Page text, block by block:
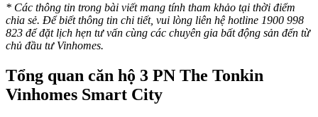
* Các thông tin trong bài viết mang tính tham khảo tại thời điểm
chia sẻ. Để biết thông tin chi tiết, vui lòng liên hệ hotline 1900 998
823 để đặt lịch hẹn tư vấn cùng các chuyên gia bất động sản đến từ
chủ đầu tư Vinhomes.
Tổng quan căn hộ 3 PN The Tonkin
Vinhomes Smart City